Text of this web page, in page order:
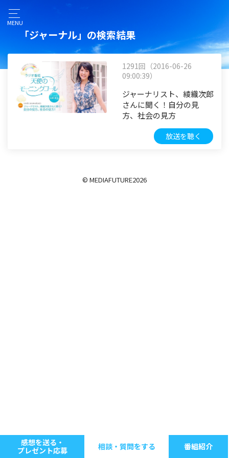
MENU
「ジャーナル」の検索結果
1291回（2016-06-26
09:00:39）
ジャーナリスト、綾織次郎
さんに聞く！自分の見
方、社会の見方
放送を聴く
© MEDIAFUTURE2026
感想を送る・
プレゼント応募
相談・質問をする 番組紹介